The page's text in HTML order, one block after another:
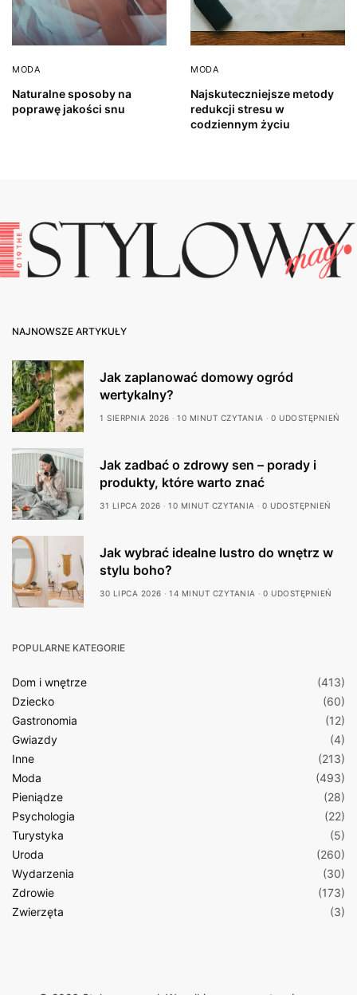
MODA
Naturalne sposoby na
poprawę jakości snu
MODA
Najskuteczniejsze metody
redukcji stresu w
codziennym życiu
NAJNOWSZE ARTYKUŁY
Jak zaplanować domowy ogród
wertykalny?
1 SIERPNIA 2026 10 MINUT CZYTANIA 0 UDOSTĘPNIEŃ
Jak zadbać o zdrowy sen – porady i
produkty, które warto znać
31 LIPCA 2026 10 MINUT CZYTANIA 0 UDOSTĘPNIEŃ
Jak wybrać idealne lustro do wnętrz w
stylu boho?
30 LIPCA 2026 14 MINUT CZYTANIA 0 UDOSTĘPNIEŃ
POPULARNE KATEGORIE
Dom i wnętrze
(413)
Dziecko
(60)
Gastronomia
(12)
Gwiazdy
(4)
Inne
(213)
Moda
(493)
Pieniądze
(28)
Psychologia
(22)
Turystyka
(5)
Uroda
(260)
Wydarzenia
(30)
Zdrowie
(173)
Zwierzęta
(3)